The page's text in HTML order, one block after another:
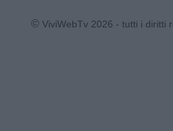
© ViviWebTv 2026 - tutti i